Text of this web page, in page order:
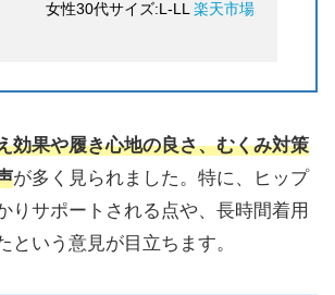
女性30代サイズ:L-LL楽天市場
効果や履き心地の良さ、むくみ対策
が多く見られました。特に、ヒップ
りサポートされる点や、長時間着用
という意見が目立ちます。